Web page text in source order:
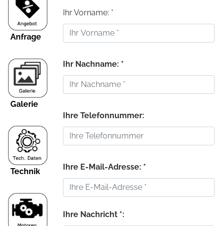
Anfrage
Galerie
Technik
Ihr Vorname: *
Ihr Nachname: *
Ihre Telefonnummer:
Ihre E-Mail-Adresse: *
Ihre Nachricht *: